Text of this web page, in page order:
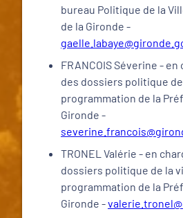
bureau Politique de la
de la Gironde -
FRANCOIS Séverine -
des dossiers politique
programmation de la
Gironde -
TRONEL Valérie - en
dossiers politique de la
programmation de la
Gironde -